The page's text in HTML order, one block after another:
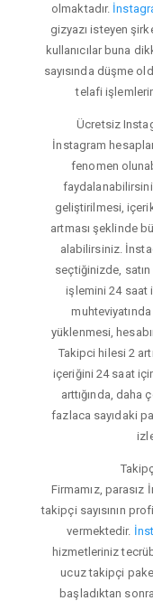
olmaktadır.
gizyazı isteyen
kullanıcılar buna
sayısında düşme
telafi
Ücretsiz
İnstagram
fenomen
geliştirilmesi,
artması şeklinde
alabilirsiniz.
seçtiğinizde,
işlemini 24 saat
yüklenmesi,
Takipci hilesi 2
içeriğini 24 saat
arttığında, daha
fazlaca sayıdaki
Firmamız, parasız
takipçi sayısının
vermektedir.
hizmetleriniz
ucuz takipçi
başladıktan